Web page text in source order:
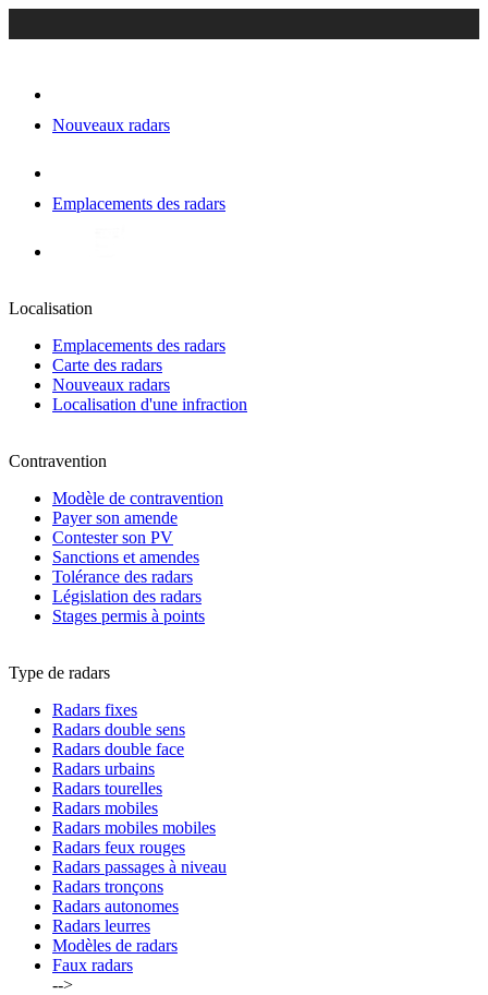
Nouveaux radars
Emplacements des radars
Localisation
Emplacements des radars
Carte des radars
Nouveaux radars
Localisation d'une infraction
Contravention
Modèle de contravention
Payer son amende
Contester son PV
Sanctions et amendes
Tolérance des radars
Législation des radars
Stages permis à points
Type de radars
Radars fixes
Radars double sens
Radars double face
Radars urbains
Radars tourelles
Radars mobiles
Radars mobiles mobiles
Radars feux rouges
Radars passages à niveau
Radars tronçons
Radars autonomes
Radars leurres
Modèles de radars
Faux radars
-->